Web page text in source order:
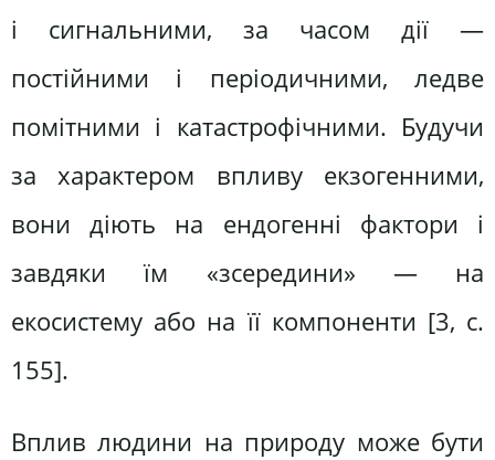
і сигнальними, за часом дії —
постійними і періодичними, ледве
помітними і катастрофічними. Будучи
за характером впливу екзогенними,
вони діють на ендогенні фактори і
завдяки їм «зсередини» — на
екосистему або на її компоненти [3, с.
155].
Вплив людини на природу може бути